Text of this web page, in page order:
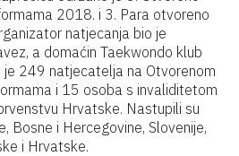
2018. i 3. Para otvoreno
natjecanja bio je
a domaćin Taekwondo klub
je 249 natjecatelja na Otvorenom
i 15 osoba s invaliditetom
Hrvatske. Nastupili su
Bosne i Hercegovine, Slovenije,
i Hrvatske.